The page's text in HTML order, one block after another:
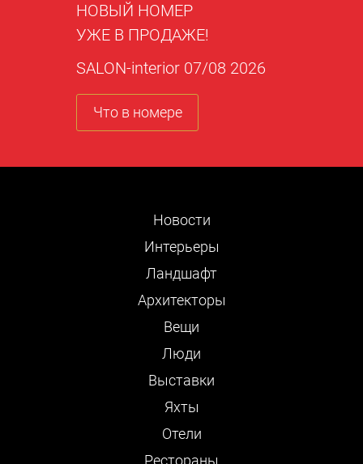
НОВЫЙ НОМЕР
УЖЕ В ПРОДАЖЕ!
SALON-interior 07/08 2026
Что в номере
Новости
Интерьеры
Ландшафт
Архитекторы
Вещи
Люди
Выставки
Яхты
Отели
Рестораны